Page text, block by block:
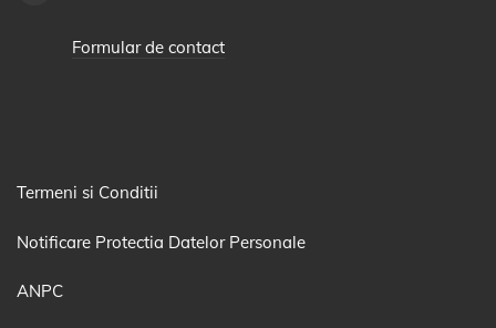
Formular de contact
Termeni si Conditii
Notificare Protectia Datelor Personale
ANPC